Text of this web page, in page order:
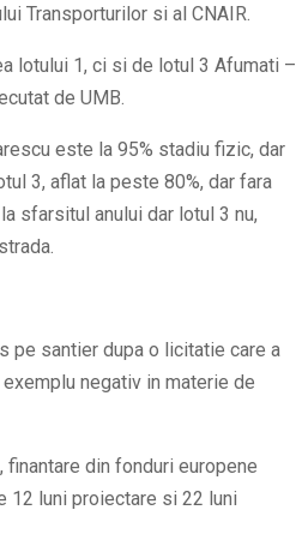
Transporturilor si al CNAIR.
lotului 1, ci si de lotul 3 Afumati –
de UMB.
este la 95% stadiu fizic, dar
3, aflat la peste 80%, dar fara
sfarsitul anului dar lotul 3 nu,
pe santier dupa o licitatie care a
negativ in materie de
din fonduri europene
12 luni proiectare si 22 luni